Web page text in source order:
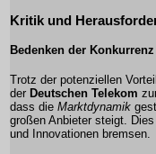
Kritik und
Bedenken der Konkurrenz
Trotz der potenziellen
der Deutschen Telekom
dass die Marktdynamik
großen Anbieter steigt.
und Innovationen bremsen.